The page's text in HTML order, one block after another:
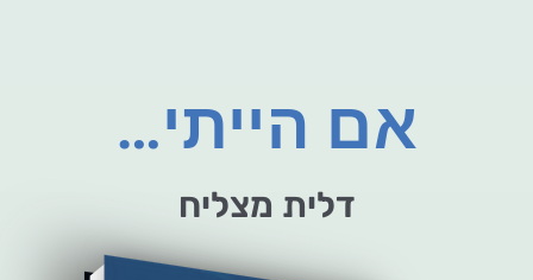
אם הייתי…
דלית מצליח